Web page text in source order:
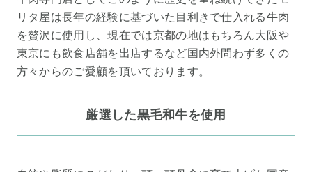
リタ屋は長年の経験に基づいた目利きで仕入れる牛肉
を贅沢に使用し、現在では京都の地はもちろん大阪や
東京にも飲食店舗を出店するなど国内外問わず多くの
方々からのご愛顧を頂いております。
厳選した黒毛和牛を使用